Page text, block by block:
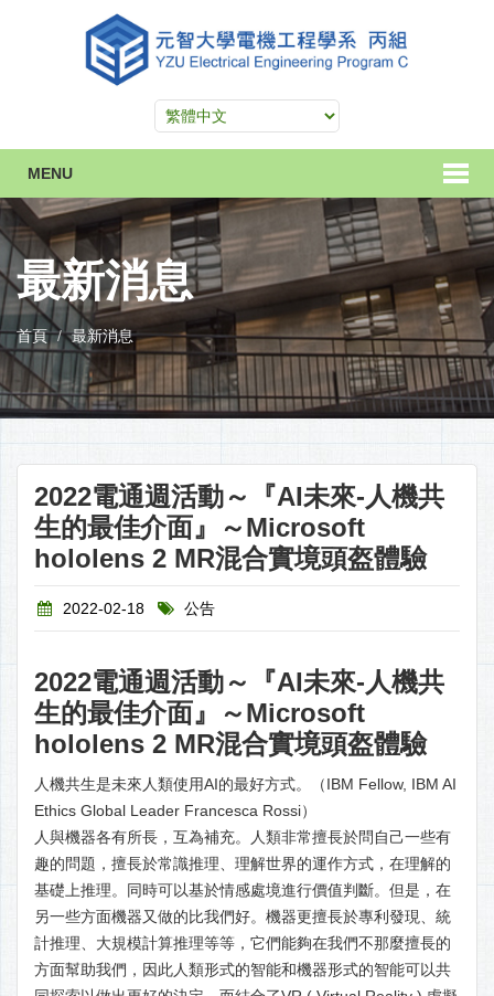
MENU
最新消息
首頁 最新消息
2022電通週活動～『AI未來-人機共
生的最佳介面』～Microsoft
hololens 2 MR混合實境頭盔體驗
2022-02-18 公告
2022電通週活動～『AI未來-人機共
生的最佳介面』～Microsoft
hololens 2 MR混合實境頭盔體驗
人機共生是未來人類使用AI的最好方式。（IBM Fellow, IBM AI
Ethics Global Leader Francesca Rossi）
人與機器各有所長，互為補充。人類非常擅長於問自己一些有
趣的問題，擅長於常識推理、理解世界的運作方式，在理解的
基礎上推理。同時可以基於情感處境進行價值判斷。但是，在
另一些方面機器又做的比我們好。機器更擅長於專利發現、統
計推理、大規模計算推理等等，它們能夠在我們不那麼擅長的
方面幫助我們，因此人類形式的智能和機器形式的智能可以共